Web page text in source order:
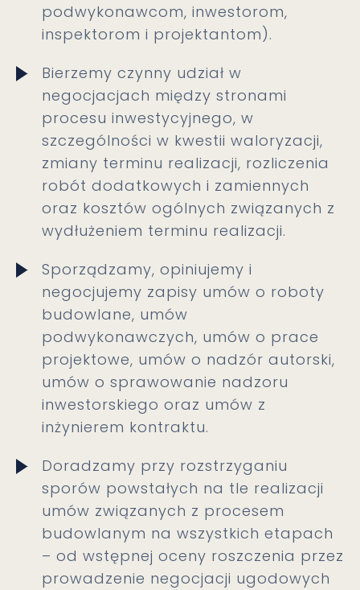
podwykonawcom, inwestorom,
inspektorom i projektantom).
Bierzemy czynny udział w
negocjacjach między stronami
procesu inwestycyjnego, w
szczególności w kwestii waloryzacji,
zmiany terminu realizacji, rozliczenia
robót dodatkowych i zamiennych
oraz kosztów ogólnych związanych z
wydłużeniem terminu realizacji.
Sporządzamy, opiniujemy i
negocjujemy zapisy umów o roboty
budowlane, umów
podwykonawczych, umów o prace
projektowe, umów o nadzór autorski,
umów o sprawowanie nadzoru
inwestorskiego oraz umów z
inżynierem kontraktu.
Doradzamy przy rozstrzyganiu
sporów powstałych na tle realizacji
umów związanych z procesem
budowlanym na wszystkich etapach
– od wstępnej oceny roszczenia przez
prowadzenie negocjacji ugodowych